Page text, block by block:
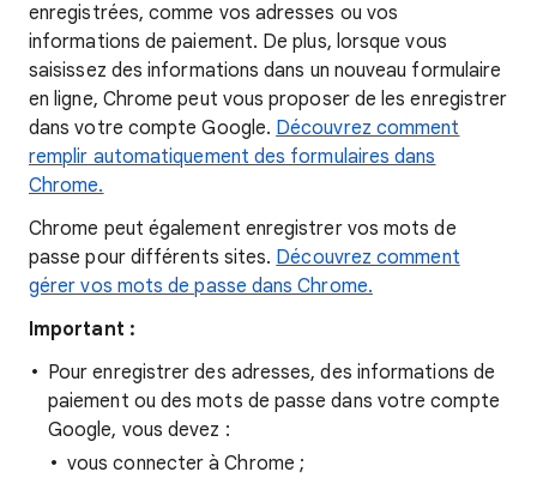
enregistrées, comme vos adresses ou vos
informations de paiement. De plus, lorsque vous
saisissez des informations dans un nouveau formulaire
en ligne, Chrome peut vous proposer de les enregistrer
dans votre compte Google. Découvrez comment
remplir automatiquement des formulaires dans
Chrome.
Chrome peut également enregistrer vos mots de
passe pour différents sites. Découvrez comment
gérer vos mots de passe dans Chrome.
Important :
Pour enregistrer des adresses, des informations de
paiement ou des mots de passe dans votre compte
Google, vous devez :
vous connecter à Chrome ;